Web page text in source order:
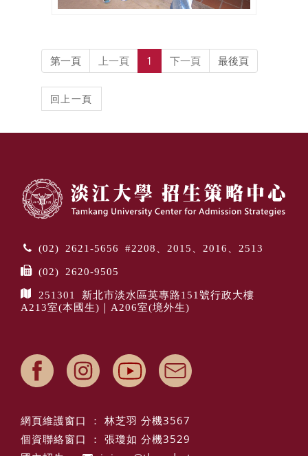
第一頁 上一頁 1 下一頁 最後頁
(02) 2621-5656 #2208、2015、2016、2513
(02) 2620-9505
251301 新北市淡水區英專路151號行政大樓
A213室(本國生)｜A206室(境外生)
網頁維護窗口 ： 林芝羽 分機3567
個資聯絡窗口 ： 張瓊如 分機3529